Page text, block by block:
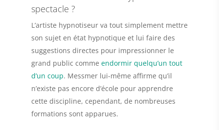
spectacle ?
L’artiste hypnotiseur va tout simplement mettre
son sujet en état hypnotique et lui faire des
suggestions directes pour impressionner le
grand public comme endormir quelqu’un tout
d’un coup. Messmer lui-même affirme qu’il
n’existe pas encore d’école pour apprendre
cette discipline, cependant, de nombreuses
formations sont apparues.